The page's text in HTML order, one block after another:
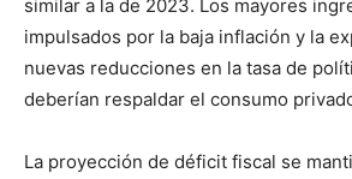
similar a la de 2023. Los mayores
impulsados por la baja inflación y la
nuevas reducciones en la tasa de
deberían respaldar el consumo
La proyección de déficit fiscal se